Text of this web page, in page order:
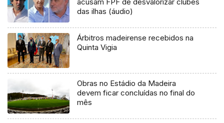
das ilhas (áudio)
Árbitros madeirense recebidos na
Quinta Vigia
Obras no Estádio da Madeira
devem ficar concluídas no final do
mês